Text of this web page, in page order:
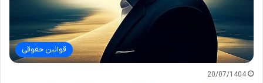
قوانین حقوقی
20/07/1404